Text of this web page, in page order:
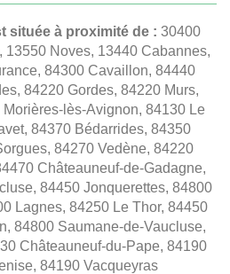
située à proximité de : 30400
Noves, 13440 Cabannes,
84300 Cavaillon, 84440
84220 Gordes, 84220 Murs,
lès-Avignon, 84130 Le
84370 Bédarrides, 84350
84270 Vedène, 84220
Châteauneuf-de-Gadagne,
84450 Jonquerettes, 84800
Lagnes, 84250 Le Thor, 84450
84800 Saumane-de-Vaucluse,
Châteauneuf-du-Pape, 84190
84190 Vacqueyras